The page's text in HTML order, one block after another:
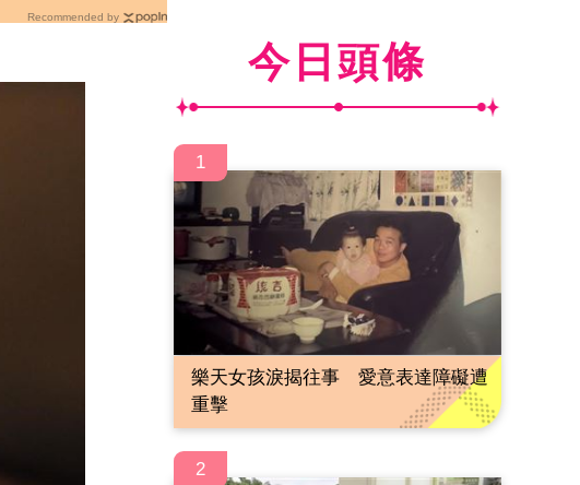
Recommended by
今日頭條
1
樂天女孩淚揭往事 愛意表達障礙遭
重擊
2